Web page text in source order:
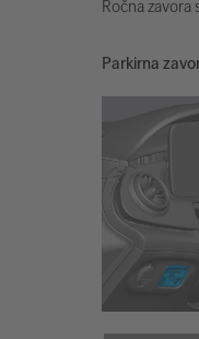
Ročna
Parkirna